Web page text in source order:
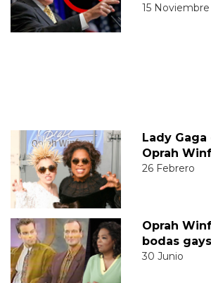
15 Noviembre
Lady
Oprah
26 Febrero
Oprah
bodas
30 Junio